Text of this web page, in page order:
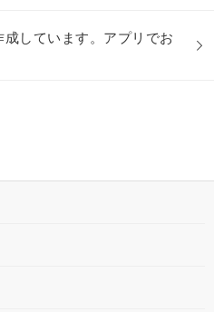
しています。アプリでお